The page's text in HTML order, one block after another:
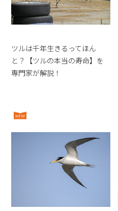
ツルは千年生きるってほん
と？【ツルの本当の寿命】を
専門家が解説！